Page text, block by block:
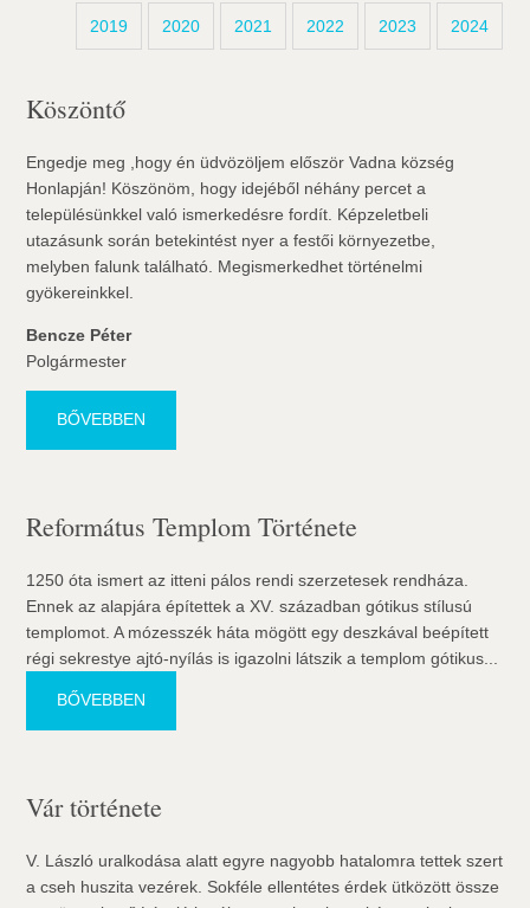
2019 2020 2021 2022 2023 2024
Köszöntő
Engedje meg ,hogy én üdvözöljem először Vadna község
Honlapján! Köszönöm, hogy idejéből néhány percet a
településünkkel való ismerkedésre fordít. Képzeletbeli
utazásunk során betekintést nyer a festői környezetbe,
melyben falunk található. Megismerkedhet történelmi
gyökereinkkel.
Bencze Péter
Polgármester
BŐVEBBEN
Református Templom Története
1250 óta ismert az itteni pálos rendi szerzetesek rendháza.
Ennek az alapjára építettek a XV. században gótikus stílusú
templomot. A mózesszék háta mögött egy deszkával beépített
régi sekrestye ajtó-nyílás is igazolni látszik a templom gótikus...
BŐVEBBEN
Vár története
V. László uralkodása alatt egyre nagyobb hatalomra tettek szert
a cseh huszita vezérek. Sokféle ellentétes érdek ütközött össze